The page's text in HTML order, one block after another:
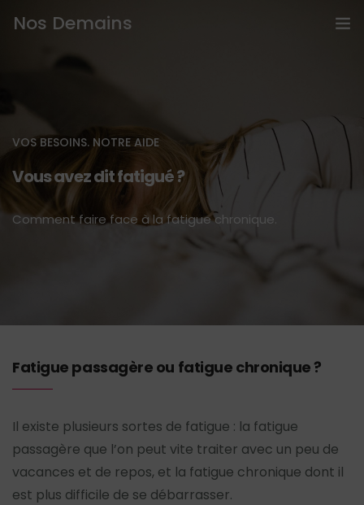
Nos Demains
Prestations
Bons cadeaux
Intervention en entreprise
VOS BESOINS. NOTRE AIDE
Vous avez dit fatigué ?
Comment faire face à la fatigue chronique.
Fatigue passagère ou fatigue chronique ?
Il existe plusieurs sortes de fatigue : la fatigue
passagère que l’on peut vite traiter avec un peu de
vacances et de repos, et la fatigue chronique dont il
est plus difficile de se débarrasser.